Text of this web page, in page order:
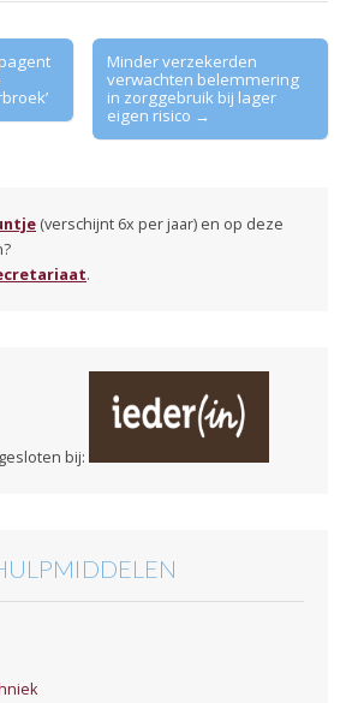
Minder verzekerden
verwachten belemmering
in zorggebruik bij lager
eigen risico →
(verschijnt 6x per jaar) en op deze
.
bij: